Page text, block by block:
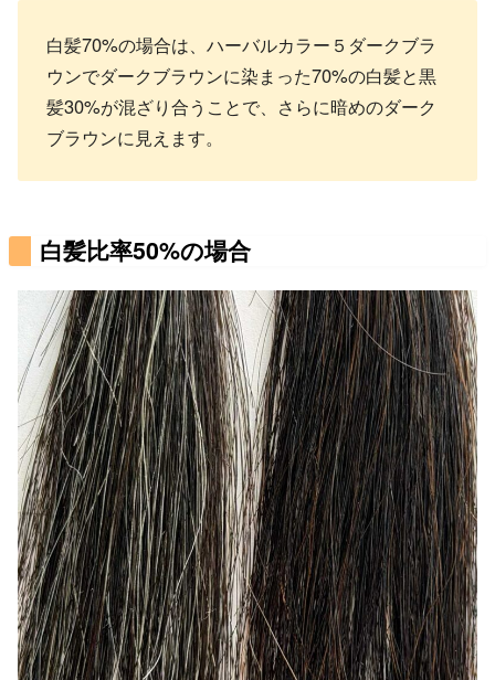
白髪70%の場合は、ハーバルカラー５ダークブラ
ウンでダークブラウンに染まった70%の白髪と黒
髪30%が混ざり合うことで、さらに暗めのダーク
ブラウンに見えます。
白髪比率50%の場合